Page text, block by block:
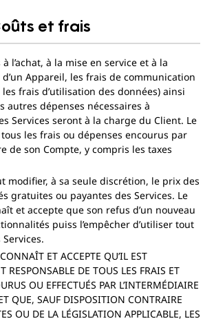
et frais
l’achat, à la mise en service et à la
Appareil, les frais de communication
frais d’utilisation des données) ainsi
autres dépenses nécessaires à
Services seront à la charge du Client. Le
les frais ou dépenses encourus par
de son Compte, y compris les taxes
modifier, à sa seule discrétion, le prix des
gratuites ou payantes des Services. Le
et accepte que son refus d’un nouveau
puiss l’empêcher d’utiliser tout
ET ACCEPTE QU’IL EST
RESPONSABLE DE TOUS LES FRAIS ET
OU EFFECTUÉS PAR L’INTERMÉDIAIRE
QUE, SAUF DISPOSITION CONTRAIRE
OU DE LA LÉGISLATION APPLICABLE, LES